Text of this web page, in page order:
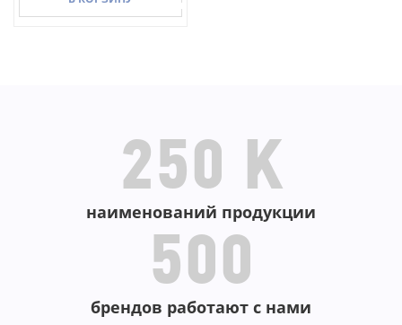
250 K
наименований продукции
500
брендов работают с нами